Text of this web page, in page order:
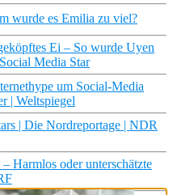
wurde es Emilia zu viel?
Ei – So wurde Uyen
Media Star
um Social-Media
| Weltspiegel
| Die Nordreportage | NDR
Harmlos oder unterschätzte